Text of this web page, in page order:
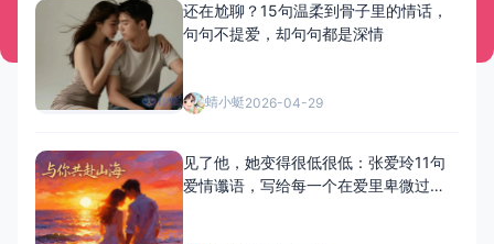
还在尬聊？15句温柔到骨子里的情话，
句句不提爱，却句句都是深情
蜻小蜓2026-04-29
见了他，她变得很低很低：张爱玲11句
爱情谶语，写给每一个在爱里卑微过的